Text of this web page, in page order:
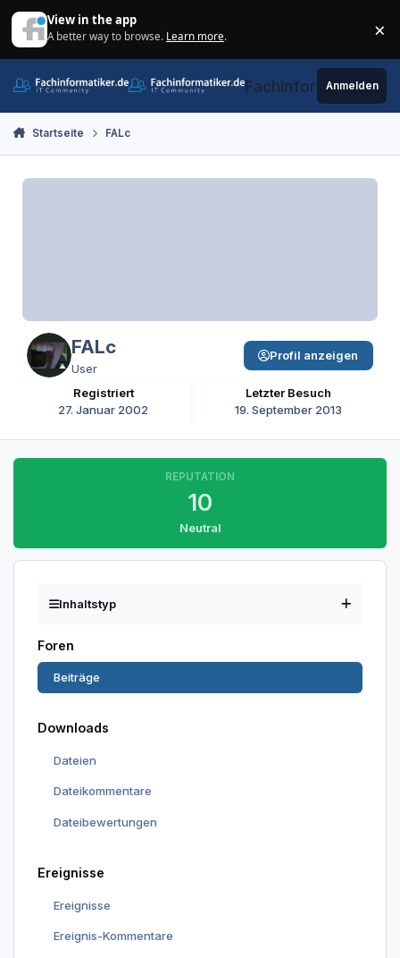
View in the app
A better way to browse. Learn more. ×
Fachinformatiker.de
Anmelden
Startseite FALc
FALc
User
Registriert
27. Januar 2002
Letzter Besuch
19. September 2013
Profil anzeigen
REPUTATION
10
Neutral
Inhaltstyp
Foren
Beiträge
Downloads
Dateien
Dateikommentare
Dateibewertungen
Ereignisse
Ereignisse
Ereignis-Kommentare